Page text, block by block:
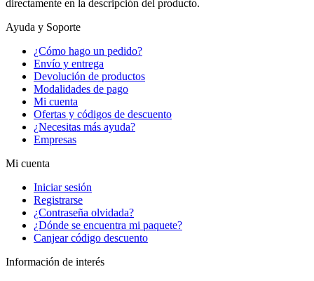
directamente en la descripción del producto.
Ayuda y Soporte
¿Cómo hago un pedido?
Envío y entrega
Devolución de productos
Modalidades de pago
Mi cuenta
Ofertas y códigos de descuento
¿Necesitas más ayuda?
Empresas
Mi cuenta
Iniciar sesión
Registrarse
¿Contraseña olvidada?
¿Dónde se encuentra mi paquete?
Canjear código descuento
Información de interés